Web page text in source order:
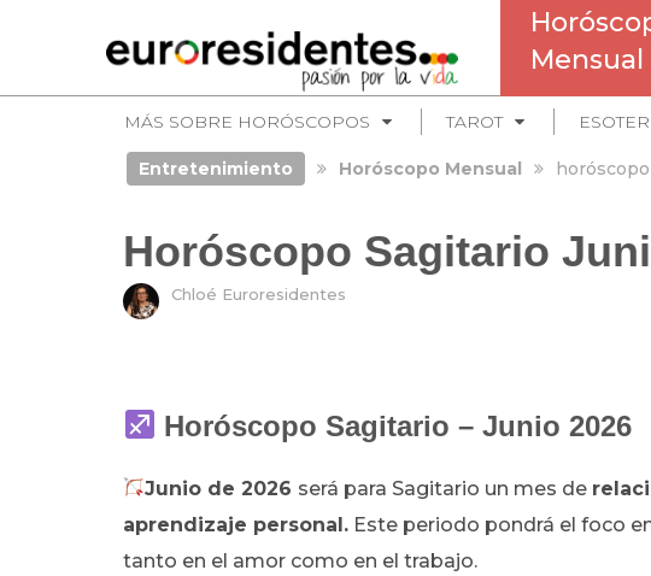
Mensual
MÁS SOBRE HORÓSCOPOS TAROT
Entretenimiento Horóscopo Mensual
Horóscopo Sagitario
Chloé Euroresidentes
Horóscopo Sagitario – Junio 2026
Junio de 2026 será para Sagitario un mes de
aprendizaje personal. Este periodo pondrá el foco
tanto en el amor como en el trabajo.